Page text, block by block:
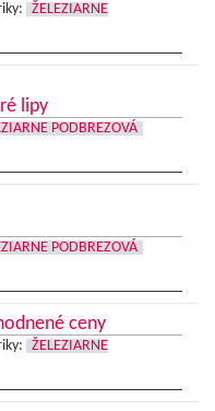
ŽELEZIARNE
lipy
PODBREZOVÁ
PODBREZOVÁ
ceny
ŽELEZIARNE